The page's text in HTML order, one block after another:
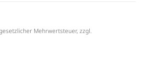
Mehrwertsteuer, zzgl.